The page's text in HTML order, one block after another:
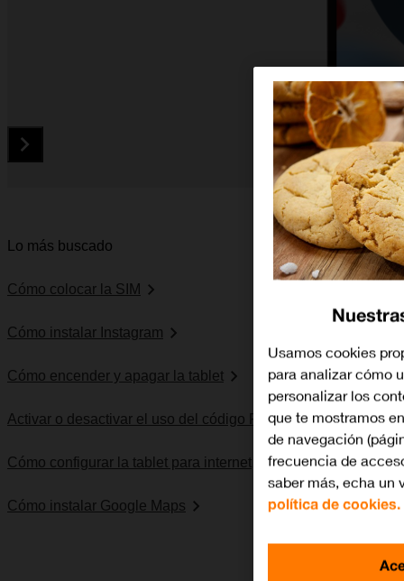
Diapositiva 1 de 5. Apple iPad (9th Generation) - DarkGray -
Lo más buscado
Cómo colocar la SIM
Cómo instalar Instagram
Cómo encender y apagar la tablet
Activar o desactivar el uso del código PIN
Cómo configurar la tablet para internet
Cómo instalar Google Maps
Usamos cookies
para analizar cómo
personalizar los
que te mostramos
de navegación
frecuencia de
saber más, echa un
política de cookies.